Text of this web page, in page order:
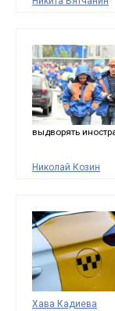
выдворять
Николай Козин
Хава Кадиева